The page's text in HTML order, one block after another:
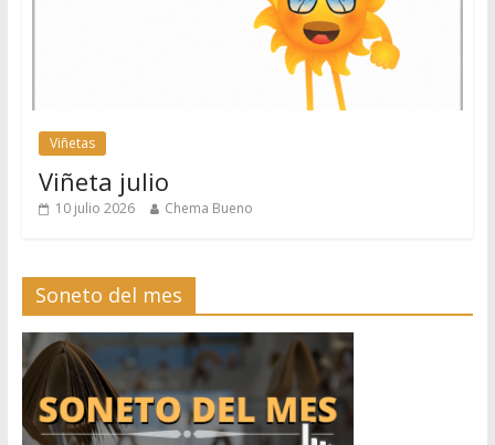
Viñetas
Viñeta julio
10 julio 2026 Chema Bueno
Soneto del mes